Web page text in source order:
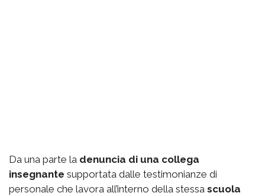
Da una parte la denuncia di una collega
insegnante supportata dalle testimonianze di
personale che lavora all’interno della stessa scuola